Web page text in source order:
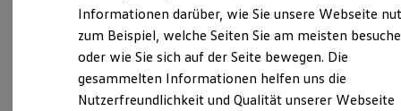
Für Privatkunden
Für Gewerbekunden
Leasing
Für Privatkunden
Für Gewerbekunden
Versicherungen & Garantien
Ansprechpartner
Termin vereinbaren
Informationen darüber, wie Sie unsere Webseite
zum Beispiel, welche Seiten Sie am meisten
oder wie Sie sich auf der Seite bewegen. Die
gesammelten Informationen helfen uns die
Nutzerfreundlichkeit und Qualität unserer Webseite